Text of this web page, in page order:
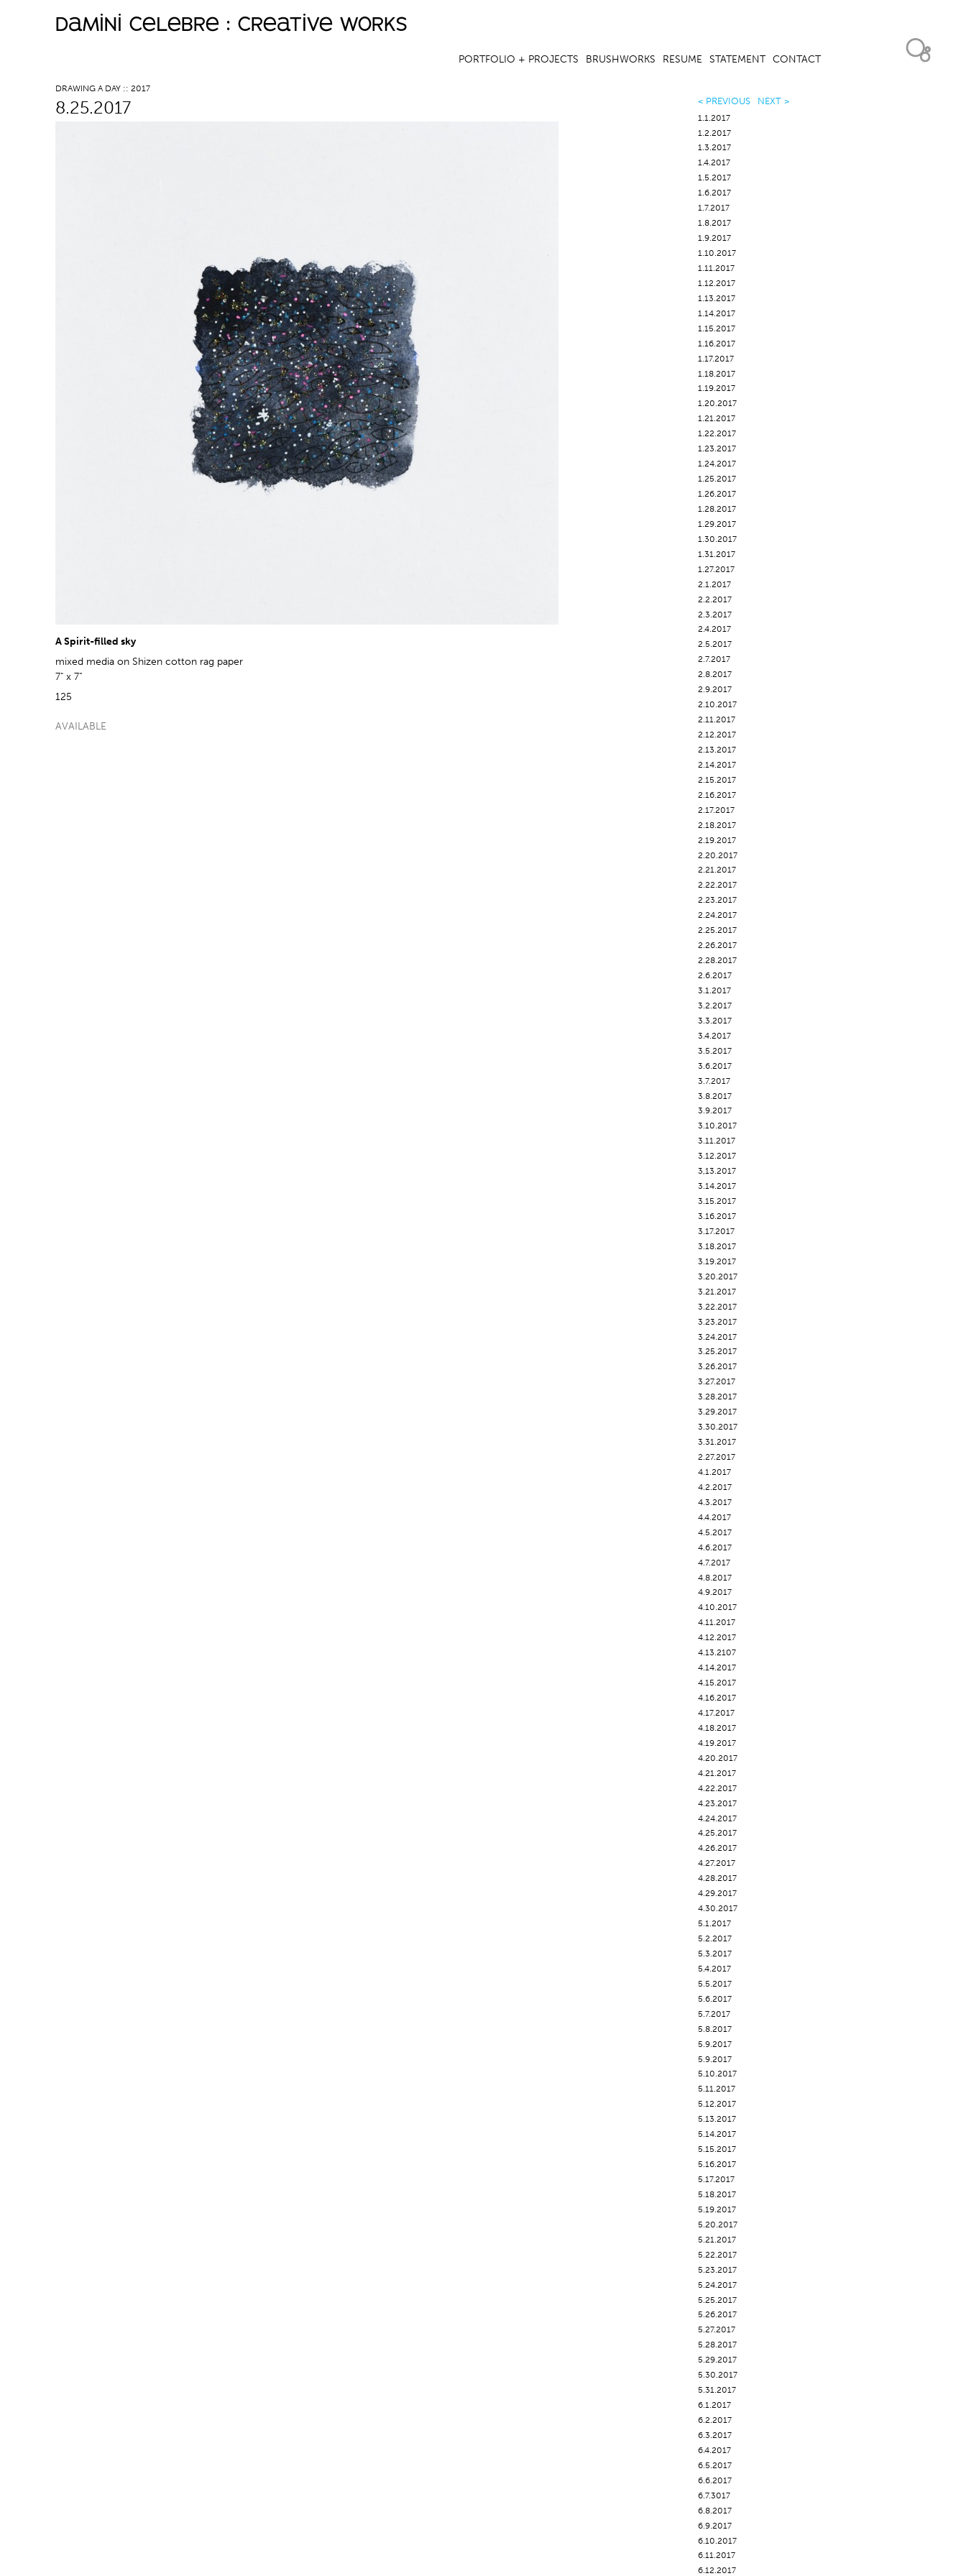
damini celebre : creative works
DRAWING A DAY :: 2017
8.25.2017
A Spirit-filled sky
mixed media on Shizen cotton rag paper
7" x 7”
125
AVAILABLE
a
i
PORTFOLIO + PROJECTS BRUSHWORKS RESUME STATEMENT CONTACT
< PREVIOUS NEXT >
1.1.2017
1.2.2017
1.3.2017
1.4.2017
1.5.2017
1.6.2017
1.7.2017
1.8.2017
1.9.2017
1.10.2017
1.11.2017
1.12.2017
1.13.2017
1.14.2017
1.15.2017
1.16.2017
1.17.2017
1.18.2017
1.19.2017
1.20.2017
1.21.2017
1.22.2017
1.23.2017
1.24.2017
1.25.2017
1.26.2017
1.28.2017
1.29.2017
1.30.2017
1.31.2017
1.27.2017
2.1.2017
2.2.2017
2.3.2017
2.4.2017
2.5.2017
2.7.2017
2.8.2017
2.9.2017
2.10.2017
2.11.2017
2.12.2017
2.13.2017
2.14.2017
2.15.2017
2.16.2017
2.17.2017
2.18.2017
2.19.2017
2.20.2017
2.21.2017
2.22.2017
2.23.2017
2.24.2017
2.25.2017
2.26.2017
2.28.2017
2.6.2017
3.1.2017
3.2.2017
3.3.2017
3.4.2017
3.5.2017
3.6.2017
3.7.2017
3.8.2017
3.9.2017
3.10.2017
3.11.2017
3.12.2017
3,13.2017
3.14.2017
3.15.2017
3.16.2017
3.17.2017
3.18.2017
3.19.2017
3.20.2017
3.21.2017
3.22.2017
3.23.2017
3.24.2017
3.25.2017
3.26.2017
3.27.2017
3.28.2017
3.29.2017
3.30.2017
3.31.2017
2.27.2017
4.1.2017
4.2.2017
4.3.2017
4.4.2017
4.5.2017
4.6.2017
4.7.2017
4.8.2017
4.9.2017
4.10.2017
4.11.2017
4.12.2017
4.13.2107
4.14.2017
4.15.2017
4.16.2017
4.17.2017
4.18.2017
4.19.2017
4.20.2017
4.21.2017
4.22.2017
4.23.2017
4.24.2017
4.25.2017
4.26.2017
4.27.2017
4.28.2017
4.29.2017
4.30.2017
5.1.2017
5.2.2017
5.3.2017
5.4.2017
5.5.2017
5.6.2017
5.7.2017
5.8.2017
5.9.2017
5.9.2017
5.10.2017
5.11.2017
5.12.2017
5.13.2017
5.14.2017
5.15.2017
5.16.2017
5.17.2017
5.18.2017
5.19.2017
5.20.2017
5.21.2017
5.22.2017
5.23.2017
5.24.2017
5.25.2017
5.26.2017
5.27.2017
5.28.2017
5.29.2017
5.30.2017
5.31.2017
6.1.2017
6.2.2017
6.3.2017
6.4.2017
6.5.2017
6.6.2017
6.7.3017
6.8.2017
6.9.2017
6.10.2017
6.11.2017
6.12.2017